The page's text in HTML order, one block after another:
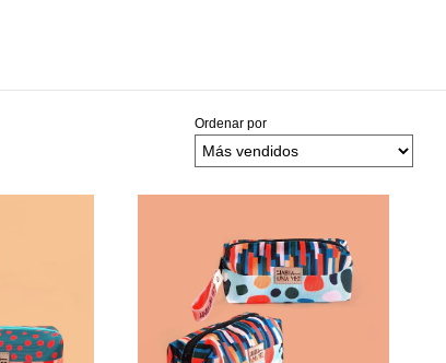
Ordenar por